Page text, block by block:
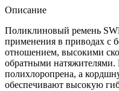
Описание
Поликлиновый ремень
применения в приводах с
отношением, высокими
обратными
полихлоропрена, а
обеспечивают высокую